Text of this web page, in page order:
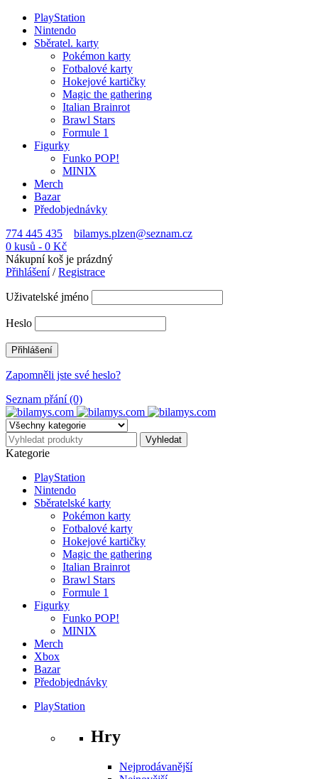
PlayStation
Nintendo
Sběratel. karty
Pokémon karty
Fotbalové karty
Hokejové kartičky
Magic the gathering
Italian Brainrot
Brawl Stars
Formule 1
Figurky
Funko POP!
MINIX
Merch
Bazar
Předobjednávky
774 445 435
bilamys.plzen@seznam.cz
0 kusů - 0 Kč
Nákupní koš je prázdný
Přihlášení/Registrace
Uživatelské jméno
Heslo
Zapomněli jste své heslo?
Seznam přání (0)
Kategorie
PlayStation
Nintendo
Sběratelské karty
Pokémon karty
Fotbalové karty
Hokejové kartičky
Magic the gathering
Italian Brainrot
Brawl Stars
Formule 1
Figurky
Funko POP!
MINIX
Merch
Xbox
Bazar
Předobjednávky
PlayStation
Hry
Nejprodávanější